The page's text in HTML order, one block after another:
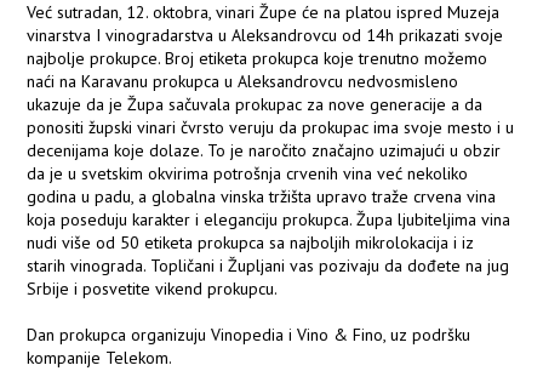
Već sutradan, 12. oktobra, vinari Župe će na platou ispred Muzeja
vinarstva I vinogradarstva u Aleksandrovcu od 14h prikazati svoje
najbolje prokupce. Broj etiketa prokupca koje trenutno možemo
naći na Karavanu prokupca u Aleksandrovcu nedvosmisleno
ukazuje da je Župa sačuvala prokupac za nove generacije a da
ponositi župski vinari čvrsto veruju da prokupac ima svoje mesto i u
decenijama koje dolaze. To je naročito značajno uzimajući u obzir
da je u svetskim okvirima potrošnja crvenih vina već nekoliko
godina u padu, a globalna vinska tržišta upravo traže crvena vina
koja poseduju karakter i eleganciju prokupca. Župa ljubiteljima vina
nudi više od 50 etiketa prokupca sa najboljih mikrolokacija i iz
starih vinograda. Topličani i Župljani vas pozivaju da dođete na jug
Srbije i posvetite vikend prokupcu.
Dan prokupca organizuju Vinopedia i Vino & Fino, uz podršku
kompanije Telekom.